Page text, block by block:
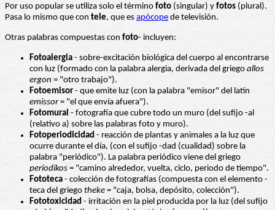
Por uso popular se utiliza solo el término foto (singular) y fotos (plural).
Pasa lo mismo que con tele, que es apócope de televisión.
Otras palabras compuestas con foto- incluyen:
Fotoalergia - sobre-excitación biológica del cuerpo al encontrarse
con luz (formado con la palabra alergia, derivada del griego allos
ergon = "otro trabajo").
Fotoemisor - que emite luz (con la palabra "emisor" del latín
emissor= "el que envía afuera").
Fotomural - fotografía que cubre todo un muro (del sufijo -al
(relativo a) sobre las palabras foto y muro).
Fotoperiodicidad - reacción de plantas y animales a la luz que
ocurre durante el día, (con el sufijo -dad (cualidad) sobre la
palabra "periódico"). La palabra periódico viene del griego
periodikos = "camino alrededor, vuelta, ciclo, periodo de tiempo".
Fototeca - colección de fotografías (compuesta con el elemento -
teca del griego theke = "caja, bolsa, depósito, colección").
Fototoxicidad - irritación en la piel producida por la luz (del sufijo